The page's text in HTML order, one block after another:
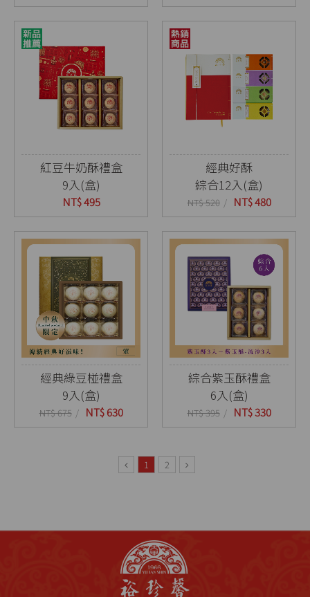
紅豆牛奶酥禮盒
9入(盒)
NT$ 495
經典好酥
綜合12入(盒)
NT$ 520 NT$ 480
經典綠豆椪禮盒
9入(盒)
NT$ 675 NT$ 630
綜合紫玉酥禮盒
6入(盒)
NT$ 395 NT$ 330
1 2